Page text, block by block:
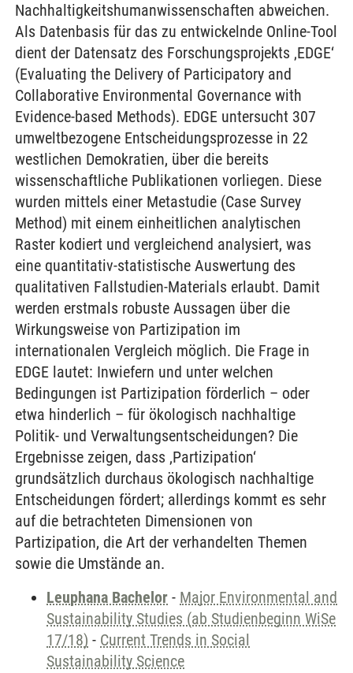
Nachhaltigkeitshumanwissenschaften abweichen.
Als Datenbasis für das zu entwickelnde Online-Tool
dient der Datensatz des Forschungsprojekts ‚EDGE‘
(Evaluating the Delivery of Participatory and
Collaborative Environmental Governance with
Evidence-based Methods). EDGE untersucht 307
umweltbezogene Entscheidungsprozesse in 22
westlichen Demokratien, über die bereits
wissenschaftliche Publikationen vorliegen. Diese
wurden mittels einer Metastudie (Case Survey
Method) mit einem einheitlichen analytischen
Raster kodiert und vergleichend analysiert, was
eine quantitativ-statistische Auswertung des
qualitativen Fallstudien-Materials erlaubt. Damit
werden erstmals robuste Aussagen über die
Wirkungsweise von Partizipation im
internationalen Vergleich möglich. Die Frage in
EDGE lautet: Inwiefern und unter welchen
Bedingungen ist Partizipation förderlich – oder
etwa hinderlich – für ökologisch nachhaltige
Politik- und Verwaltungsentscheidungen? Die
Ergebnisse zeigen, dass ‚Partizipation‘
grundsätzlich durchaus ökologisch nachhaltige
Entscheidungen fördert; allerdings kommt es sehr
auf die betrachteten Dimensionen von
Partizipation, die Art der verhandelten Themen
sowie die Umstände an.
Leuphana Bachelor - Major Environmental and
Sustainability Studies (ab Studienbeginn WiSe
17/18) - Current Trends in Social
Sustainability Science